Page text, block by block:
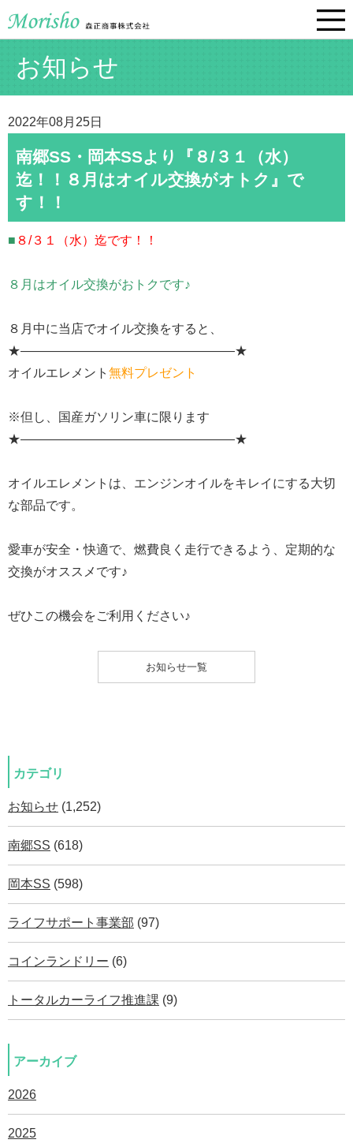
お知らせ
2022年08月25日
南郷SS・岡本SSより『８/３１（水）
迄！！８月はオイル交換がオトク』で
す！！
■ ８/３１（水）迄です！！
８月はオイル交換がおトクです♪
８月中に当店でオイル交換をすると、
★—————————————————★
オイルエレメント 無料プレゼント
※但し、国産ガソリン車に限ります
★—————————————————★
オイルエレメントは、エンジンオイルをキレイにする大切
な部品です。
愛車が安全・快適で、燃費良く走行できるよう、定期的な
交換がオススメです♪
ぜひこの機会をご利用ください♪
お知らせ一覧
カテゴリ
お知らせ (1,252)
南郷SS (618)
岡本SS (598)
ライフサポート事業部 (97)
コインランドリー (6)
トータルカーライフ推進課 (9)
アーカイブ
2026
2025